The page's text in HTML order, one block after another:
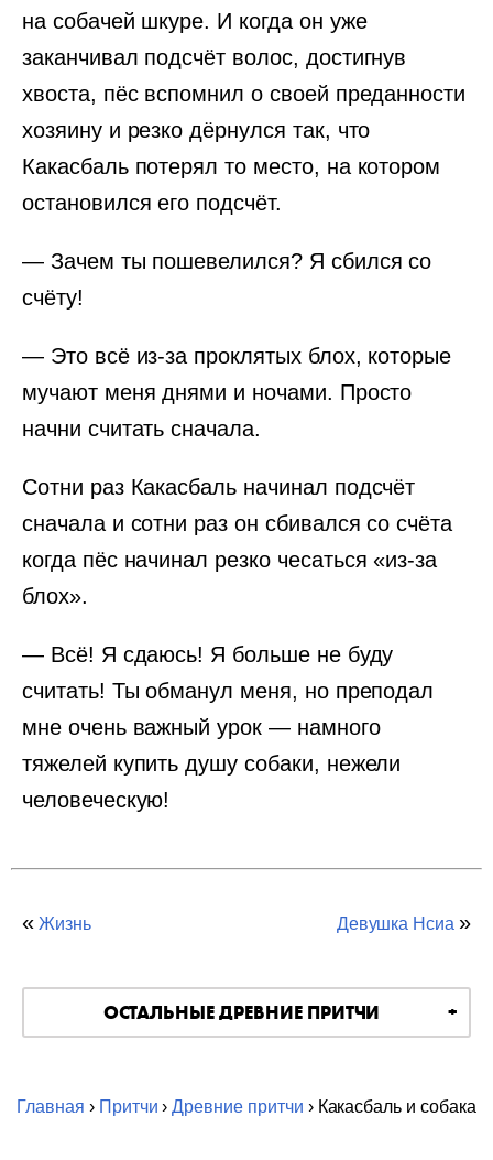
на собачей шкуре. И когда он уже
заканчивал подсчёт волос, достигнув
хвоста, пёс вспомнил о своей преданности
хозяину и резко дёрнулся так, что
Какасбаль потерял то место, на котором
остановился его подсчёт.
— Зачем ты пошевелился? Я сбился со
счёту!
— Это всё из-за проклятых блох, которые
мучают меня днями и ночами. Просто
начни считать сначала.
Сотни раз Какасбаль начинал подсчёт
сначала и сотни раз он сбивался со счёта
когда пёс начинал резко чесаться «из-за
блох».
— Всё! Я сдаюсь! Я больше не буду
считать! Ты обманул меня, но преподал
мне очень важный урок — намного
тяжелей купить душу собаки, нежели
человеческую!
« Жизнь Девушка Нсиа »
ОСТАЛЬНЫЕ ДРЕВНИЕ ПРИТЧИ
Главная › Притчи ›Древние притчи › Какасбаль и собака